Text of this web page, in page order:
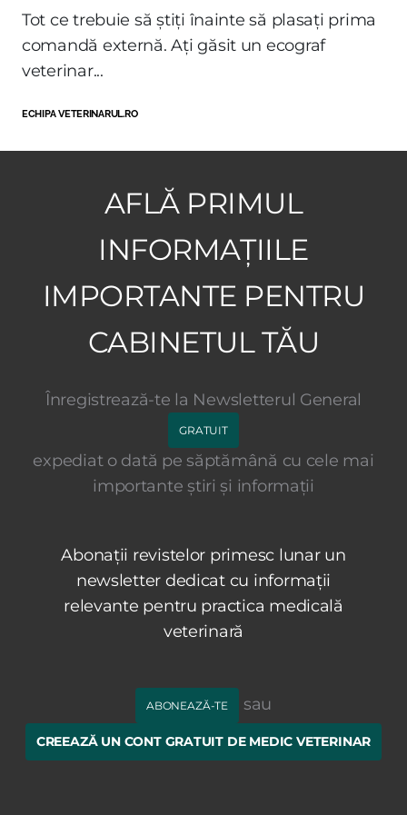
Tot ce trebuie să știți înainte să plasați prima
comandă externă. Ați găsit un ecograf
veterinar...
ECHIPA VETERINARUL.RO
AFLĂ PRIMUL
INFORMAȚIILE
IMPORTANTE PENTRU
CABINETUL TĂU
Înregistrează-te la Newsletterul General
GRATUIT
expediat o dată pe săptămână cu cele mai
importante știri și informații
Abonații revistelor primesc lunar un
newsletter dedicat cu informații
relevante pentru practica medicală
veterinară
ABONEAZĂ-TE sau
CREEAZĂ UN CONT GRATUIT DE MEDIC VETERINAR